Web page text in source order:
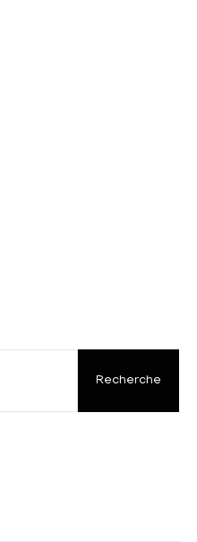
Recherche